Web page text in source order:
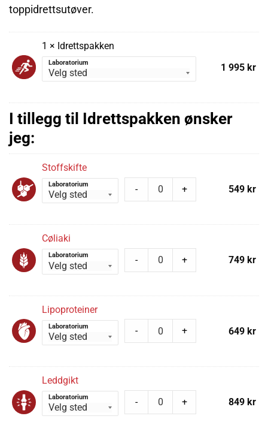
toppidrettsutøver.
1 × Idrettspakken
Laboratorium 1 995 kr
I tillegg til Idrettspakken ønsker
jeg:
Stoffskifte
Laboratorium - + 549 kr
Cøliaki
Laboratorium - + 749 kr
Lipoproteiner
Laboratorium - + 649 kr
Leddgikt
Laboratorium - + 849 kr